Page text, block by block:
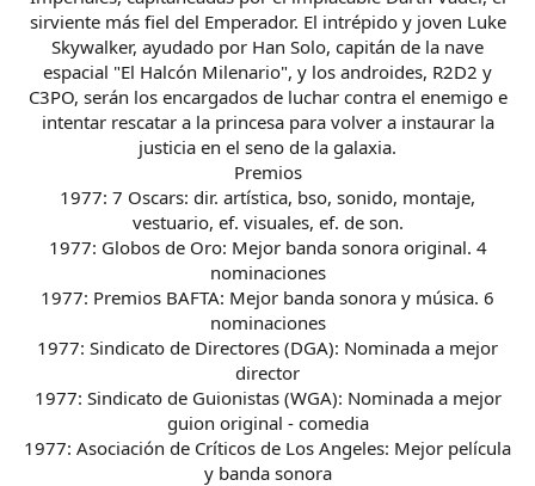
sirviente más fiel del Emperador. El intrépido y joven Luke
Skywalker, ayudado por Han Solo, capitán de la nave
espacial "El Halcón Milenario", y los androides, R2D2 y
C3PO, serán los encargados de luchar contra el enemigo e
intentar rescatar a la princesa para volver a instaurar la
justicia en el seno de la galaxia.
Premios
1977: 7 Oscars: dir. artística, bso, sonido, montaje,
vestuario, ef. visuales, ef. de son.
1977: Globos de Oro: Mejor banda sonora original. 4
nominaciones
1977: Premios BAFTA: Mejor banda sonora y música. 6
nominaciones
1977: Sindicato de Directores (DGA): Nominada a mejor
director
1977: Sindicato de Guionistas (WGA): Nominada a mejor
guion original - comedia
1977: Asociación de Críticos de Los Angeles: Mejor película
y banda sonora